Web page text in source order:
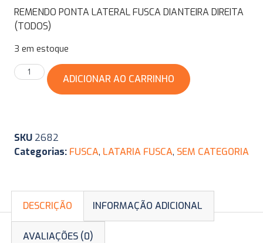
REMENDO PONTA LATERAL FUSCA DIANTEIRA DIREITA
(TODOS)
3 em estoque
ADICIONAR AO CARRINHO
SKU 2682
Categorias: FUSCA, LATARIA FUSCA, SEM CATEGORIA
DESCRIÇÃO INFORMAÇÃO ADICIONAL
AVALIAÇÕES (0)